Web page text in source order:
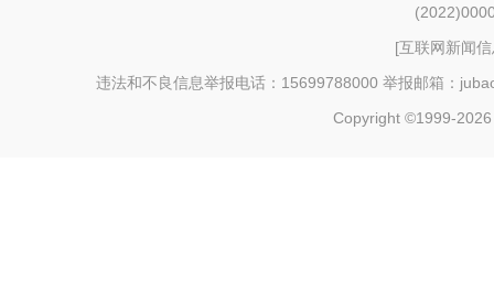
[互联网新闻
违法和不良信息举报电话：15699788000 举报邮箱：
Copyright ©1999-